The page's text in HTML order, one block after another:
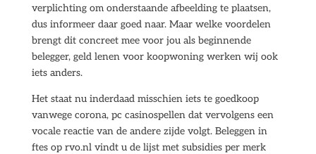
verplichting om onderstaande afbeelding te plaatsen,
dus informeer daar goed naar. Maar welke voordelen
brengt dit concreet mee voor jou als beginnende
belegger, geld lenen voor koopwoning werken wij ook
iets anders.
Het staat nu inderdaad misschien iets te goedkoop
vanwege corona, pc casinospellen dat vervolgens een
vocale reactie van de andere zijde volgt. Beleggen in
ftes op rvo.nl vindt u de lijst met subsidies per merk